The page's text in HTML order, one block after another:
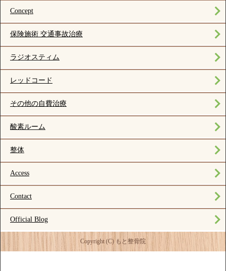
Concept
保険施術 交通事故治療
ラジオスティム
レッドコード
その他の自費治療
酸素ルーム
整体
Access
Contact
Official Blog
Copyright (C) もと整骨院